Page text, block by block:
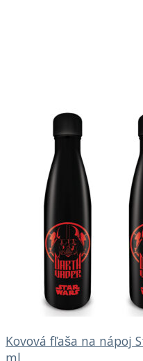
Kovová fľaša na nápoj
ml